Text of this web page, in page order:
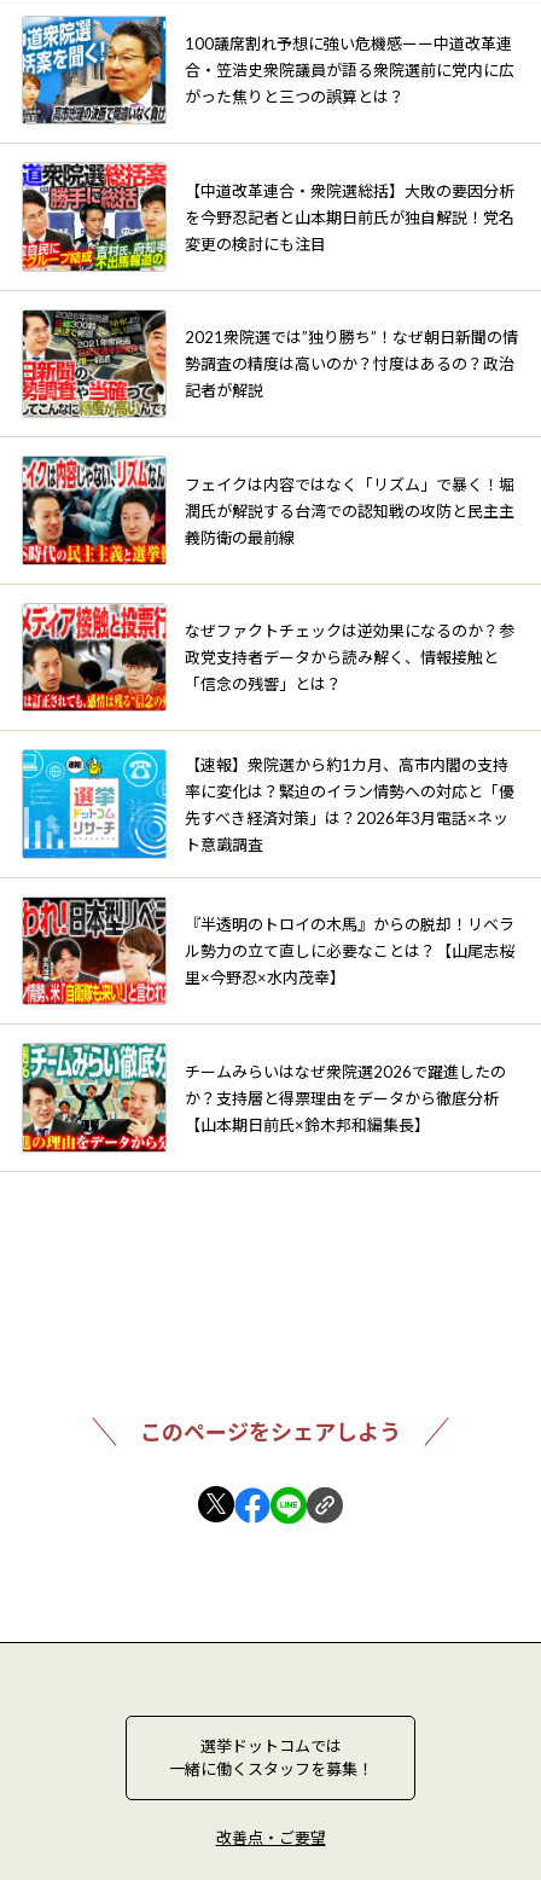
100議席割れ予想に強い危機感ーー中道改革連
合・笠浩史衆院議員が語る衆院選前に党内に広
がった焦りと三つの誤算とは？
【中道改革連合・衆院選総括】大敗の要因分析
を今野忍記者と山本期日前氏が独自解説！党名
変更の検討にも注目
2021衆院選では”独り勝ち”！なぜ朝日新聞の情
勢調査の精度は高いのか？忖度はあるの？政治
記者が解説
フェイクは内容ではなく「リズム」で暴く！堀
潤氏が解説する台湾での認知戦の攻防と民主主
義防衛の最前線
なぜファクトチェックは逆効果になるのか？参
政党支持者データから読み解く、情報接触と
「信念の残響」とは？
【速報】衆院選から約1カ月、高市内閣の支持
率に変化は？緊迫のイラン情勢への対応と「優
先すべき経済対策」は？2026年3月電話×ネッ
ト意識調査
『半透明のトロイの木馬』からの脱却！リベラ
ル勢力の立て直しに必要なことは？【山尾志桜
里×今野忍×水内茂幸】
チームみらいはなぜ衆院選2026で躍進したの
か？支持層と得票理由をデータから徹底分析
【山本期日前氏×鈴木邦和編集長】
このページをシェアしよう
選挙ドットコムでは
一緒に働くスタッフを募集！
改善点・ご要望